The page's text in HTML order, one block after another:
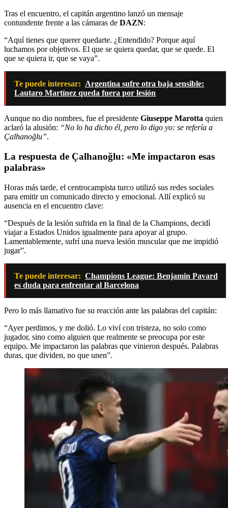
Tras el encuentro, el capitán argentino lanzó un mensaje
contundente frente a las cámaras de DAZN:
“Aquí tienes que querer quedarte. ¿Entendido? Porque aquí
luchamos por objetivos. El que se quiera quedar, que se quede. El
que se quiera ir, que se vaya”.
Te puede interesar: Argentina sufre otra baja sensible:
Lautaro Martínez queda fuera por lesión
Aunque no dio nombres, fue el presidente Giuseppe Marotta quien
aclaró la alusión: “No lo ha dicho él, pero lo digo yo: se refería a
Çalhanoğlu”.
La respuesta de Çalhanoğlu: «Me impactaron esas
palabras»
Horas más tarde, el centrocampista turco utilizó sus redes sociales
para emitir un comunicado directo y emocional. Allí explicó su
ausencia en el encuentro clave:
“Después de la lesión sufrida en la final de la Champions, decidí
viajar a Estados Unidos igualmente para apoyar al grupo.
Lamentablemente, sufrí una nueva lesión muscular que me impidió
jugar”.
Te puede interesar: Champions League: Benjamin Pavard
es duda para enfrentar al Barcelona
Pero lo más llamativo fue su reacción ante las palabras del capitán:
“Ayer perdimos, y me dolió. Lo viví con tristeza, no solo como
jugador, sino como alguien que realmente se preocupa por este
equipo. Me impactaron las palabras que vinieron después. Palabras
duras, que dividen, no que unen”.